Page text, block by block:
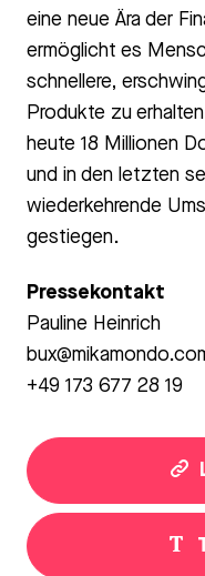
eine neue Ära der
ermöglicht es
schnellere,
Produkte zu
heute 18 Millionen
und in den letzten
wiederkehrende
gestiegen.
Pressekontakt
Pauline Heinrich
+49 173 677 28 19